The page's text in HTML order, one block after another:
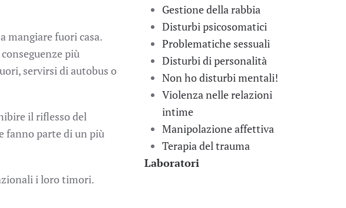
mangiare fuori casa.
più
servirsi di autobus o
il riflesso del
fanno parte di un più
i loro timori.
Gestione della rabbia
Disturbi psicosomatici
Problematiche sessuali
Disturbi di personalità
Non ho disturbi mentali!
Violenza nelle relazioni
intime
Manipolazione affettiva
Terapia del trauma
Laboratori